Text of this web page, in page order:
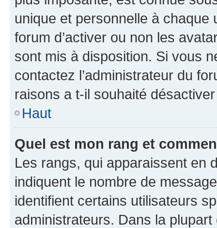
unique et personnelle à chaque
forum d’activer ou non les
sont mis à disposition. Si vous
contactez l’administrateur du
raisons a t-il souhaité
Haut
Quel est mon rang et
Les rangs, qui apparaissent en
indiquent le nombre de
identifient certains utilisateurs
administrateurs. Dans la